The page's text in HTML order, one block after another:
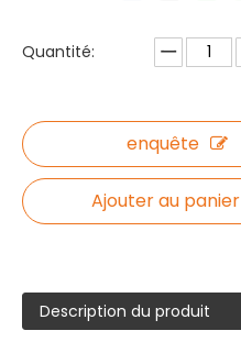
Quantité:
enquête
Ajouter au panier
Description du produit